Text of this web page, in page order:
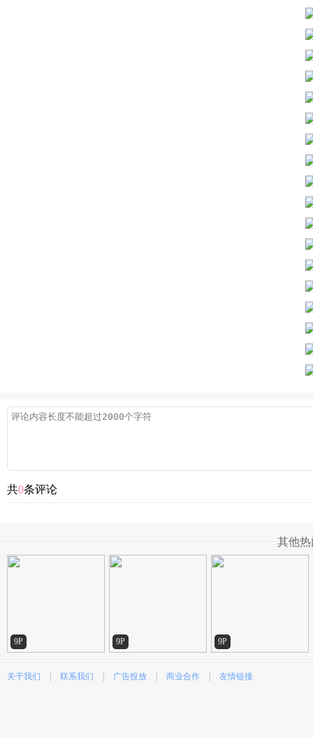
共0条评论
其他
9P 9P 9P
关于我们 联系我们 广告投放 商业合作 友情链接